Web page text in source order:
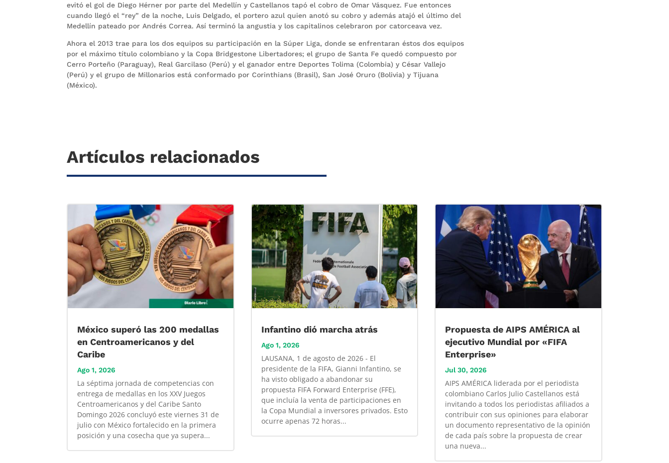
evitó el gol de Diego Hérner por parte del Medellín y Castellanos tapó el cobro de Omar Vásquez. Fue entonces
cuando llegó el “rey” de la noche, Luis Delgado, el portero azul quien anotó su cobro y además atajó el último del
Medellín pateado por Andrés Correa. Así terminó la angustia y los capitalinos celebraron por catorceava vez.
Ahora el 2013 trae para los dos equipos su participación en la Súper Liga, donde se enfrentaran éstos dos equipos
por el máximo título colombiano y la Copa Bridgestone Libertadores; el grupo de Santa Fe quedó compuesto por
Cerro Porteño (Paraguay), Real Garcilaso (Perú) y el ganador entre Deportes Tolima (Colombia) y César Vallejo
(Perú) y el grupo de Millonarios está conformado por Corinthians (Brasil), San José Oruro (Bolivia) y Tijuana
(México).
Artículos relacionados
México superó las 200 medallas
en Centroamericanos y del
Caribe
Ago 1, 2026
La séptima jornada de competencias con
entrega de medallas en los XXV Juegos
Centroamericanos y del Caribe Santo
Domingo 2026 concluyó este viernes 31 de
julio con México fortalecido en la primera
posición y una cosecha que ya supera...
Infantino dió marcha atrás
Ago 1, 2026
LAUSANA, 1 de agosto de 2026 - El
presidente de la FIFA, Gianni Infantino, se
ha visto obligado a abandonar su
propuesta FIFA Forward Enterprise (FFE),
que incluía la venta de participaciones en
la Copa Mundial a inversores privados. Esto
ocurre apenas 72 horas...
Propuesta de AIPS AMÉRICA al
ejecutivo Mundial por «FIFA
Enterprise»
Jul 30, 2026
AIPS AMÉRICA liderada por el periodista
colombiano Carlos Julio Castellanos está
invitando a todos los periodistas afiliados a
contribuir con sus opiniones para elaborar
un documento representativo de la opinión
de cada país sobre la propuesta de crear
una nueva...